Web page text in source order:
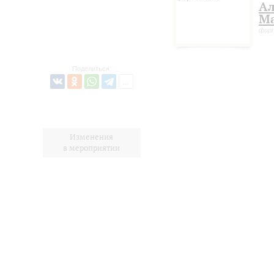
Поделиться:
Изменения
в мероприятии